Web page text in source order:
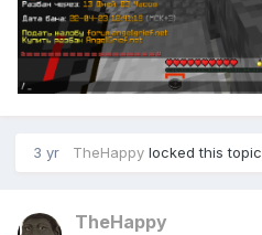
3 yr TheHappy locked this topic
TheHappy